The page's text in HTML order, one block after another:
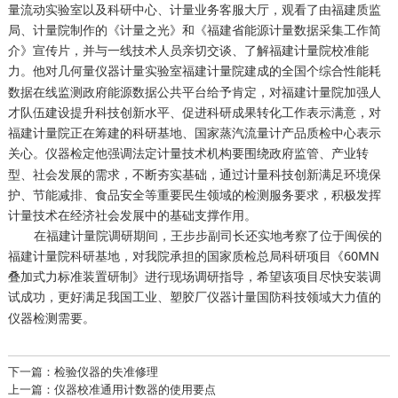
量流动实验室以及科研中心、计量业务客服大厅，观看了由福建质监
局、计量院制作的《计量之光》和《福建省能源计量数据采集工作简
介》宣传片，并与一线技术人员亲切交谈、了解福建计量院校准能
力。他对几何量仪器计量实验室福建计量院建成的全国个综合性能耗
数据在线监测政府能源数据公共平台给予肯定，对福建计量院加强人
才队伍建设提升科技创新水平、促进科研成果转化工作表示满意，对
福建计量院正在筹建的科研基地、国家蒸汽流量计产品质检中心表示
关心。 仪器检定他强调法定计量技术机构要围绕政府监管、产业转
型、社会发展的需求，不断夯实基础，通过计量科技创新满足环境保
护、节能减排、食品安全等重要民生领域的检测服务要求，积极发挥
计量技术在经济社会发展中的基础支撑作用。
在福建计量院调研期间，王步步副司长还实地考察了位于闽侯的
福建计量院科研基地，对我院承担的国家质检总局科研项目《60MN
叠加式力标准装置研制》进行现场调研指导，希望该项目尽快安装调
试成功，更好满足我国工业、
塑胶厂仪器计量国防科技领域大力值的
仪器检测需要。
下一篇：检验仪器的失准修理
上一篇：仪器校准通用计数器的使用要点